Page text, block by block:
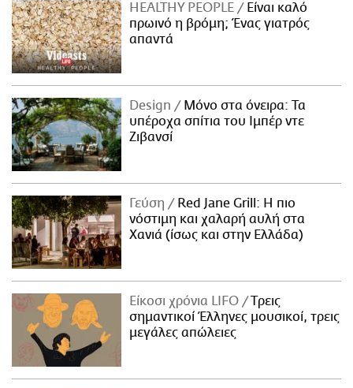
HEALTHY PEOPLE
Είναι καλό
πρωινό η βρόμη; Ένας γιατρός
απαντά
Design
Μόνο στα όνειρα: Τα
υπέροχα σπίτια του Ιμπέρ ντε
Ζιβανσί
Γεύση
Red Jane Grill: Η πιο
νόστιμη και χαλαρή αυλή στα
Χανιά (ίσως και στην Ελλάδα)
Είκοσι χρόνια LIFO
Tρεις
σημαντικοί Έλληνες μουσικοί, τρεις
μεγάλες απώλειες